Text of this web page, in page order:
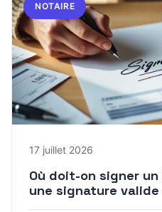
NOTAIRE
17 juillet 2026
Où doit-on signer un
une signature